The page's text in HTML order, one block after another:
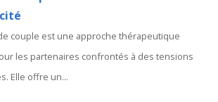
couple est une approche thérapeutique
les partenaires confrontés à des tensions
Elle offre un...